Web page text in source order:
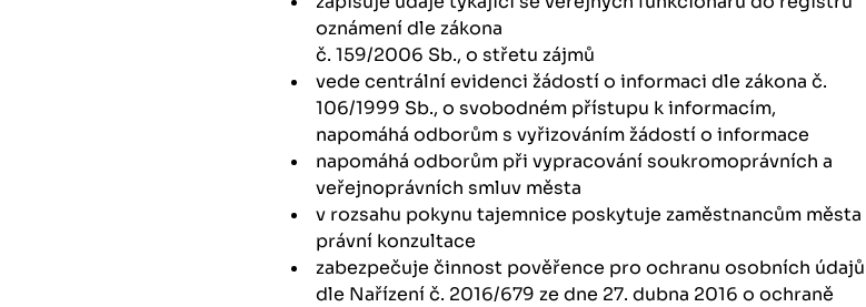
oznámení dle zákona
č. 159/2006 Sb., o střetu zájmů
vede centrální evidenci žádostí o informaci dle zákona č.
106/1999 Sb., o svobodném přístupu k informacím,
napomáhá odborům s vyřizováním žádostí o informace
napomáhá odborům při vypracování soukromoprávních a
veřejnoprávních smluv města
v rozsahu pokynu tajemnice poskytuje zaměstnancům města
právní konzultace
zabezpečuje činnost pověřence pro ochranu osobních údajů
dle Nařízení č. 2016/679 ze dne 27. dubna 2016 o ochraně